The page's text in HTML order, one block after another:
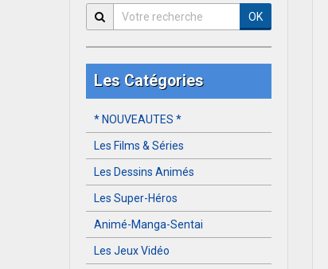
OK
Les Catégories
* NOUVEAUTES *
Les Films & Séries
Les Dessins Animés
Les Super-Héros
Animé-Manga-Sentai
Les Jeux Vidéo